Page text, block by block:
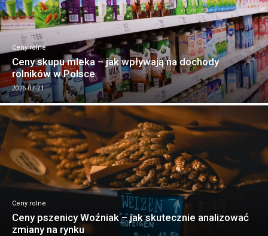
Ceny rolne
Ceny skupu mleka – jak wpływają na dochody
rolników w Polsce
2026-07-21
Ceny rolne
Ceny pszenicy Woźniak – jak skutecznie analizować
zmiany na rynku